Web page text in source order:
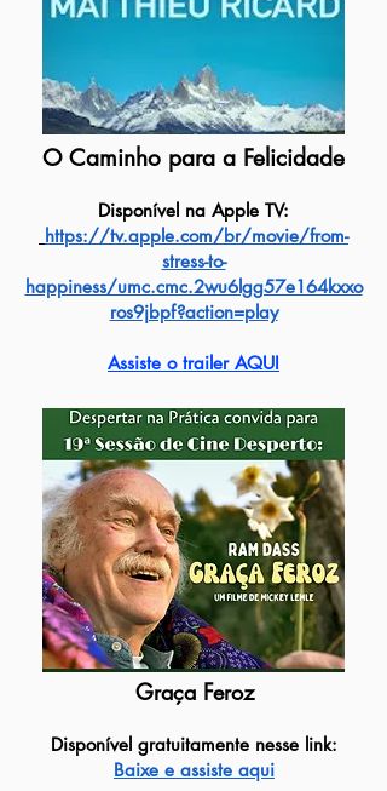
O Caminho para a Felicidade
Disponível na Apple TV:
https://tv.apple.com/br/movie/from-
stress-to-
happiness/umc.cmc.2wu6lgg57e164kxxo
ros9jbpf?action=play
Assiste o trailer AQUI
Graça Feroz
Disponível gratuitamente nesse link:
Baixe e assiste aqui